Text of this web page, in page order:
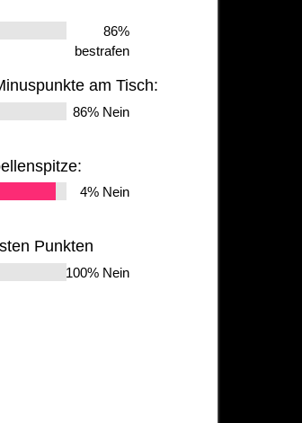
86%
bestrafen
am Tisch:
86% Nein
4% Nein
Punkten
100% Nein